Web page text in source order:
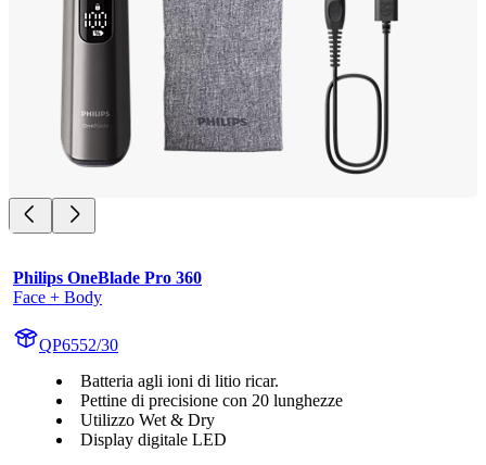
Philips OneBlade Pro 360
Face + Body
QP6552/30
Batteria agli ioni di litio ricar.
Pettine di precisione con 20 lunghezze
Utilizzo Wet & Dry
Display digitale LED